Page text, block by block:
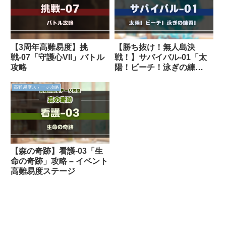
【3周年高難易度】挑
戦-07「守護心VII」バトル
攻略
【勝ち抜け！無人島決
戦！】サバイバル-01「太
陽！ビーチ！泳ぎの練
高難易度ステージ攻略
【森の奇跡】看護-03「生
命の奇跡」攻略 – イベント
高難易度ステージ